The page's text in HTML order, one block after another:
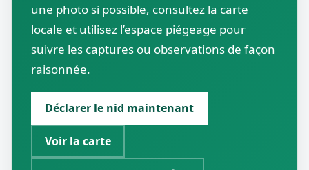
une photo si possible, consultez la carte
locale et utilisez l’espace piégeage pour
suivre les captures ou observations de façon
raisonnée.
Déclarer le nid maintenant
Voir la carte